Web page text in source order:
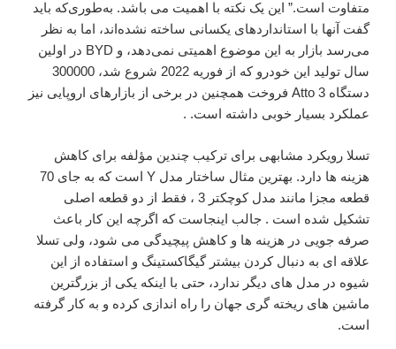
متفاوت است.” این یک نکته با اهمیت می باشد. به‌طوری‌که باید
گفت آنها با استانداردهای یکسانی ساخته نشده‌اند، اما به نظر
می‌رسد بازار به این موضوع اهمیتی نمی‌دهد، و BYD در اولین
سال تولید این خودرو که از فوریه 2022 شروع شد، 300000
دستگاه Atto 3 فروخت همچنین
در برخی از بازارهای اروپایی نیز
عملکرد بسیار خوبی داشته است. .
تسلا رویکرد مشابهی برای ترکیب چندین مؤلفه برای کاهش
هزینه ها دارد. بهترین مثال ساختار مدل Y است که به جای 70
قطعه مجزا مانند مدل کوچکتر 3
، فقط از دو قطعه اصلی
تشکیل شده است . جالب اینجاست که اگرچه این کار باعث
صرفه جویی در هزینه ها و کاهش پیچیدگی می شود، ولی تسلا
علاقه ای به دنبال کردن بیشتر گیگاکستینگ و استفاده از این
شیوه در مدل های دیگر ندارد، حتی با اینکه یکی از بزرگترین
ماشین های ریخته گری جهان را راه اندازی کرده و به کار گرفته
است.